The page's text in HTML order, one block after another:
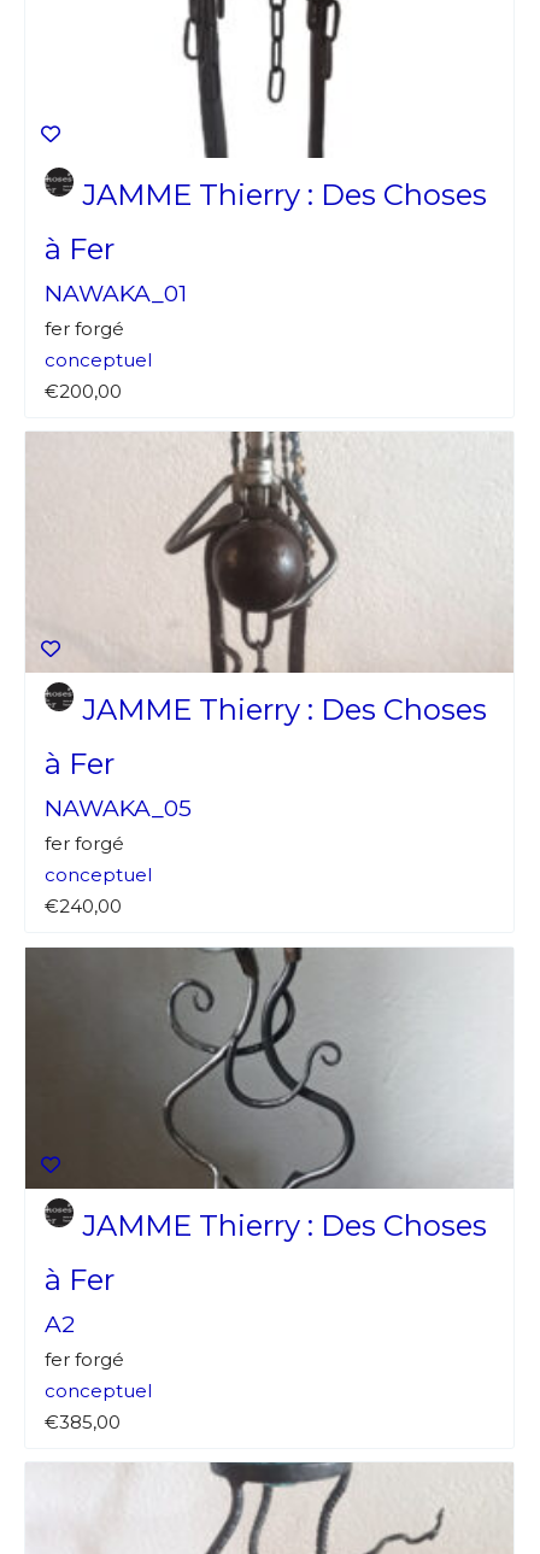
JAMME Thierry : Des Choses
à Fer
NAWAKA_01
fer forgé
conceptuel
€200,00
JAMME Thierry : Des Choses
à Fer
NAWAKA_05
fer forgé
conceptuel
€240,00
JAMME Thierry : Des Choses
à Fer
A2
fer forgé
conceptuel
€385,00